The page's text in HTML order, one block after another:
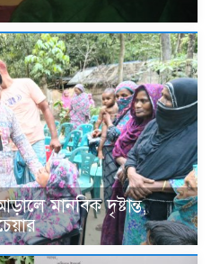
মানবিক দৃষ্টান্ত,